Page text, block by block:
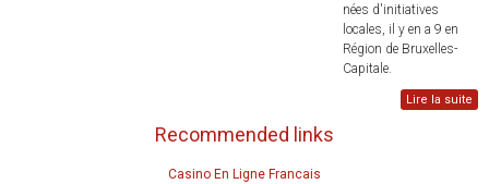
nées d'initiatives
locales, il y en a 9 en
Région de Bruxelles-
Capitale.
Lire la suite
Recommended links
Casino En Ligne Francais